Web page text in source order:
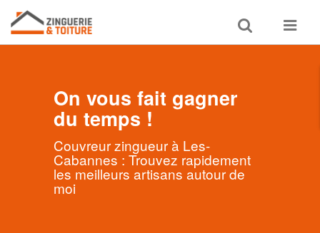
Toggle
search
Toggle
On vous fait gagner
du temps !
Couvreur zingueur à Les-
Cabannes : Trouvez rapidement
les meilleurs artisans autour de
moi